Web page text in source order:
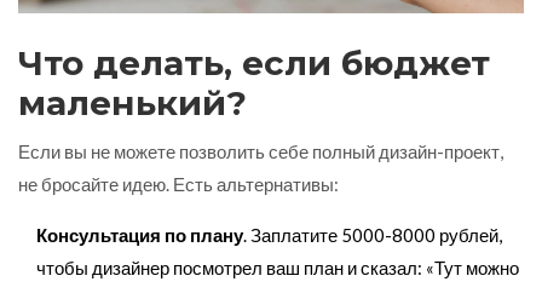
Что делать, если бюджет
маленький?
Если вы не можете позволить себе полный дизайн-проект,
не бросайте идею. Есть альтернативы:
Консультация по плану. Заплатите 5000-8000 рублей,
чтобы дизайнер посмотрел ваш план и сказал: «Тут можно